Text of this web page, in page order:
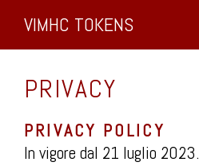
VIMHC TOKENS
PRIVACY
PRIVACY POLICY
In vigore dal 21 luglio 2023.